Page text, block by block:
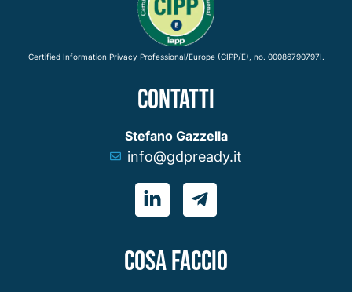
Certified Information Privacy Professional/Europe (CIPP/E), no. 00086790797I.
CONTATTI
Stefano Gazzella
info@gdpready.it
COSA FACCIO